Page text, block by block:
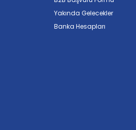
Yakında Gelecekler
Banka Hesapları